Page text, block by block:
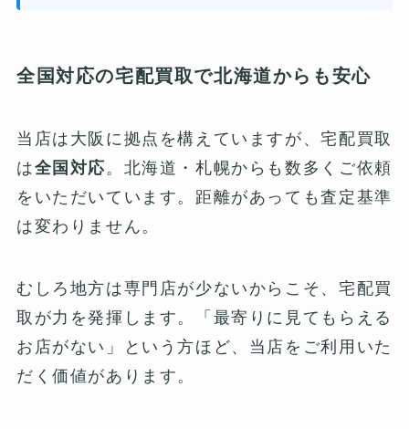
全国対応の宅配買取で北海道からも安心
当店は大阪に拠点を構えていますが、宅配買取
は全国対応。北海道・札幌からも数多くご依頼
をいただいています。距離があっても査定基準
は変わりません。
むしろ地方は専門店が少ないからこそ、宅配買
取が力を発揮します。「最寄りに見てもらえる
お店がない」という方ほど、当店をご利用いた
だく価値があります。